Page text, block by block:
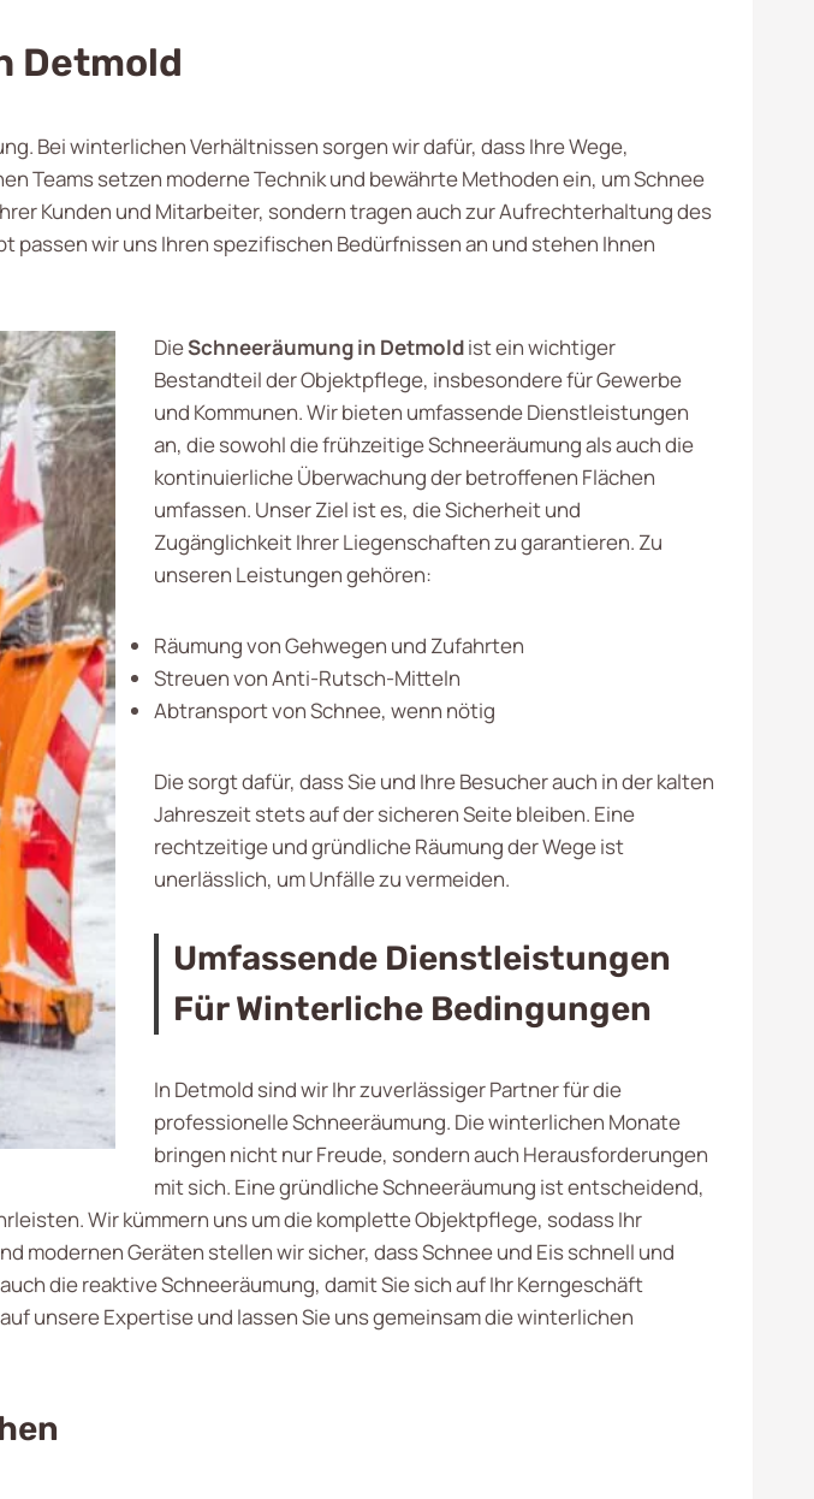
Detmold
Bei winterlichen Verhältnissen sorgen wir dafür, dass Ihre Wege,
Teams setzen moderne Technik und bewährte Methoden ein, um Schnee
Kunden und Mitarbeiter, sondern tragen auch zur Aufrechterhaltung des
wir uns Ihren spezifischen Bedürfnissen an und stehen Ihnen
DieSchneeräumung in Detmoldist ein wichtiger
Bestandteil der Objektpflege, insbesondere für Gewerbe
und Kommunen. Wir bieten umfassende Dienstleistungen
an, die sowohl die frühzeitige Schneeräumung als auch die
kontinuierliche Überwachung der betroffenen Flächen
umfassen. Unser Ziel ist es, die Sicherheit und
Zugänglichkeit Ihrer Liegenschaften zu garantieren. Zu
unseren Leistungen gehören:
Räumung von Gehwegen und Zufahrten
Streuen von Anti-Rutsch-Mitteln
Abtransport von Schnee, wenn nötig
Die sorgt dafür, dass Sie und Ihre Besucher auch in der kalten
Jahreszeit stets auf der sicheren Seite bleiben. Eine
rechtzeitige und gründliche Räumung der Wege ist
unerlässlich, um Unfälle zu vermeiden.
Umfassende Dienstleistungen
Für Winterliche Bedingungen
In Detmold sind wir Ihr zuverlässiger Partner für die
professionelle Schneeräumung. Die winterlichen Monate
bringen nicht nur Freude, sondern auch Herausforderungen
mit sich. Eine gründliche Schneeräumung ist entscheidend,
Wir kümmern uns um die komplette Objektpflege, sodass Ihr
modernen Geräten stellen wir sicher, dass Schnee und Eis schnell und
die reaktive Schneeräumung, damit Sie sich auf Ihr Kerngeschäft
unsere Expertise und lassen Sie uns gemeinsam die winterlichen